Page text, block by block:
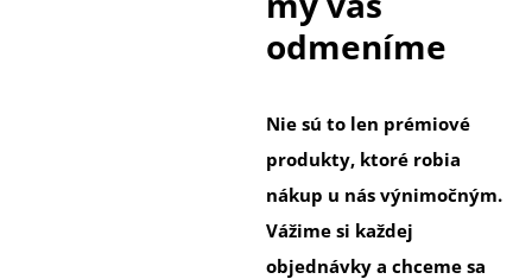
odmeníme
Nie sú to len prémiové
produkty, ktoré robia
nákup u nás výnimočným.
Vážime si každej
objednávky a chceme sa